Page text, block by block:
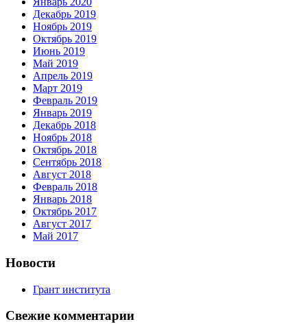
Декабрь 2019
Ноябрь 2019
Октябрь 2019
Июнь 2019
Май 2019
Апрель 2019
Март 2019
Февраль 2019
Январь 2019
Декабрь 2018
Ноябрь 2018
Октябрь 2018
Сентябрь 2018
Август 2018
Февраль 2018
Январь 2018
Октябрь 2017
Август 2017
Май 2017
Новости
Грант института
Свежие комментарии